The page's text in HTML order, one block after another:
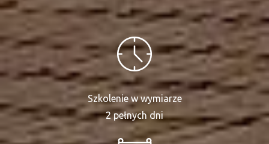
Szkolenie w wymiarze
2 pełnych dni